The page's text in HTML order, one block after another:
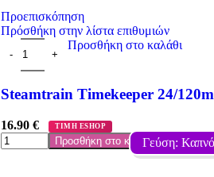
Προεπισκόπηση
Πρόσθήκη στην λίστα επιθυμιών
Προσθήκη στο καλάθι
Steamtrain Timekeeper 24/
16.90 € ΤΙΜΗ ESHOP
Προσθήκη στο καλάθιΓεύση: